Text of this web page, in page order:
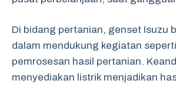
Di bidang pertanian, genset Isuzu
dalam mendukung kegiatan
pemrosesan hasil pertanian.
menyediakan listrik menjadikan